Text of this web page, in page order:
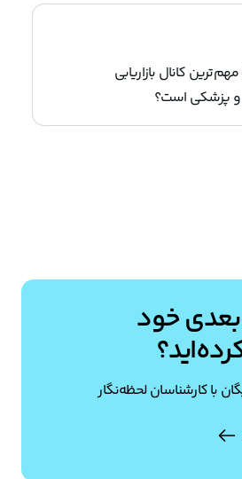
کانال بازاریابی
پزشکی است؟
بعدی خود
با کارشناسان لحظه‌نگار